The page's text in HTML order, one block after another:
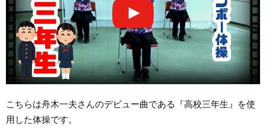
こちらは舟木一夫さんのデビュー曲である『高校三年生』を使
用した体操です。